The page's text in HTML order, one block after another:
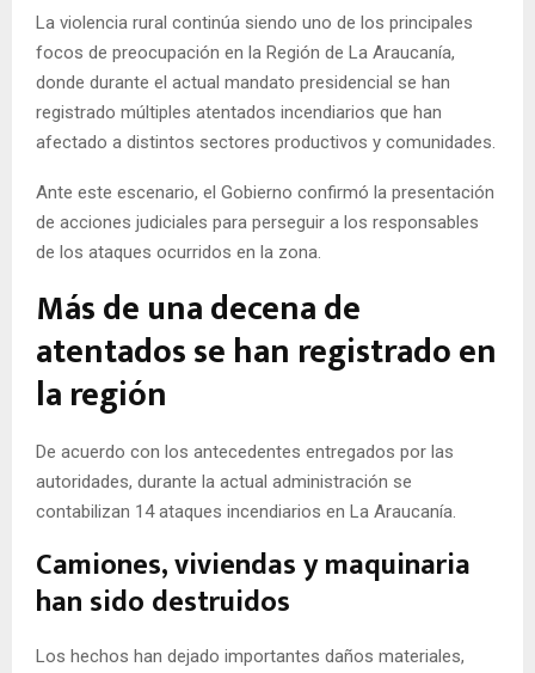
N
U
La violencia rural continúa siendo uno de los principales
focos de preocupación en la Región de La Araucanía,
donde durante el actual mandato presidencial se han
registrado múltiples atentados incendiarios que han
afectado a distintos sectores productivos y comunidades.
Ante este escenario, el Gobierno confirmó la presentación
de acciones judiciales para perseguir a los responsables
de los ataques ocurridos en la zona.
Más de una decena de
atentados se han registrado en
la región
De acuerdo con los antecedentes entregados por las
autoridades, durante la actual administración se
contabilizan 14 ataques incendiarios en La Araucanía.
Camiones, viviendas y maquinaria
han sido destruidos
Los hechos han dejado importantes daños materiales,